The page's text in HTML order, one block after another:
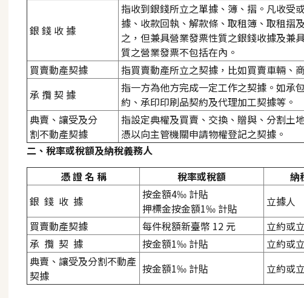
銀 錢 收 據
指收到銀錢所立之單據、簿、摺。凡收受
據、收款回執、解款條、取租簿、取租摺
之，但兼具營業發票性質之銀錢收據及兼
質之營業發票不包括在內。
買賣動產契據
指買賣動產所立之契據，比如買賣車輛、
承 攬 契 據
指一方為他方完成一定工作之契據。如承
約、承印印刷品契約及代理加工契據等。
典賣、讓受及分
割不動產契據
指設定典權及買賣、交換、贈與、分割土
憑以向主管機關申請物權登記之契據。
二、稅率或稅額及納稅義務人
憑 證 名 稱
稅率或稅額
納
銀 錢 收 據
按金額4‰ 計貼
押標金按金額1‰ 計貼
立據人
買賣動產契據
每件稅額新臺幣 12 元
立約或
承 攬 契 據
按金額1‰ 計貼
立約或
典賣、讓受及分割不動產
契據
按金額1‰ 計貼 立約或